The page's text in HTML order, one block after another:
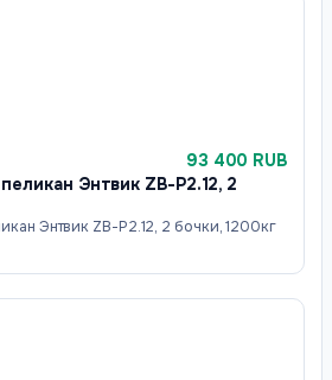
93 400 RUB
Энтвик ZB-P2.12, 2
Энтвик ZB-P2.12, 2 бочки, 1200кг